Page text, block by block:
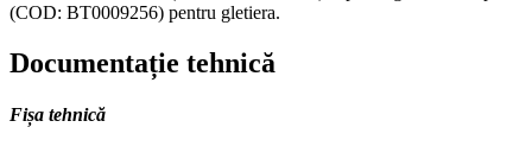
(COD: BT0009256) pentru gletiera.
Documentație tehnică
Fișa tehnică